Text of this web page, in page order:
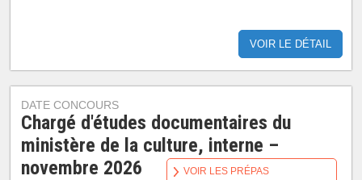
VOIR LE DÉTAIL
DATE CONCOURS
Chargé d'études documentaires du
ministère de la culture, interne –
novembre 2026
VOIR LES PRÉPAS